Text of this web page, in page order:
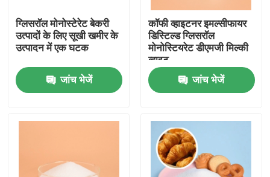
घर
वीडियो
ग्लिसरॉल मोनोस्टेरेट बेकरी
उत्पादों के लिए सूखी खमीर के
उत्पादन में एक घटक
जांच भेजें
कॉफी व्हाइटनर इमल्सीफायर
डिस्टिल्ड ग्लिसरॉल
मोनोस्टियरेट डीएमजी मिल्की
व्हाइट
जांच भेजें